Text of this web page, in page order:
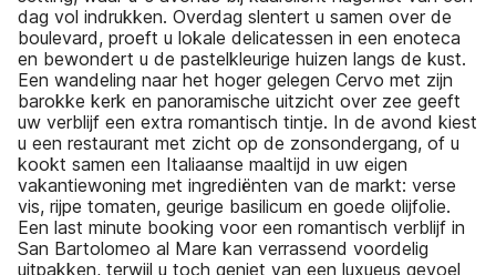
dag vol indrukken. Overdag slentert u samen over de
boulevard, proeft u lokale delicatessen in een enoteca
en bewondert u de pastelkleurige huizen langs de kust.
Een wandeling naar het hoger gelegen Cervo met zijn
barokke kerk en panoramische uitzicht over zee geeft
uw verblijf een extra romantisch tintje. In de avond kiest
u een restaurant met zicht op de zonsondergang, of u
kookt samen een Italiaanse maaltijd in uw eigen
vakantiewoning met ingrediënten van de markt: verse
vis, rijpe tomaten, geurige basilicum en goede olijfolie.
Een last minute booking voor een romantisch verblijf in
San Bartolomeo al Mare kan verrassend voordelig
uitpakken, terwijl u toch geniet van een luxueus gevoel